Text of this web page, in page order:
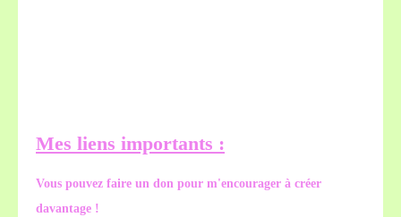
Mes liens importants :
Vous pouvez faire un don pour m'encourager à créer
davantage !